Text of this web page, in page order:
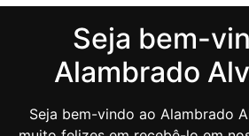
Seja bem-
Alambrado
Seja bem-vindo ao Alambrado